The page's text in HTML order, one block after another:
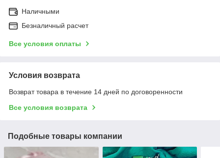
Наличными
Безналичный расчет
Все условия оплаты
Условия возврата
Возврат товара в течение 14 дней по договоренности
Все условия возврата
Подобные товары компании